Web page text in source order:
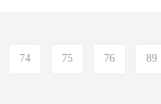
74 75 76 89